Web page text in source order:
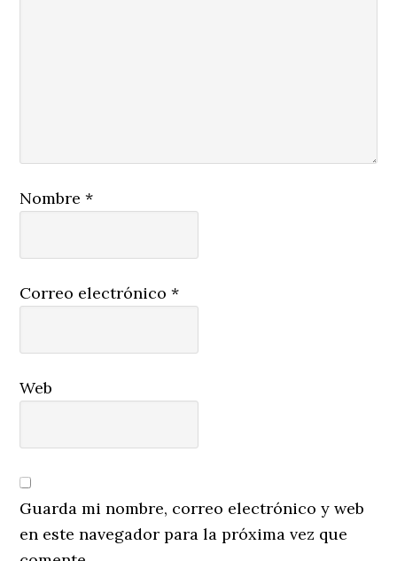
Nombre*
Correo electrónico*
Web
Guarda mi nombre, correo electrónico y web
en este navegador para la próxima vez que